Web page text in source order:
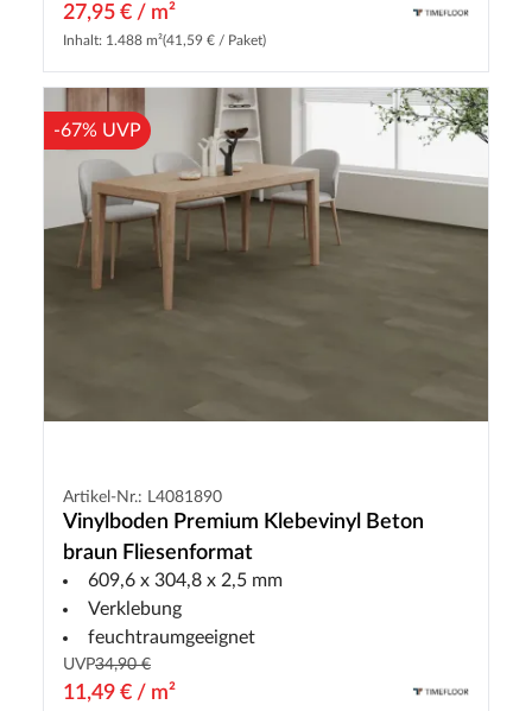
27,95 € / m²
Inhalt: 1.488 m²(41,59 € / Paket)
-67% UVP
Artikel-Nr.: L4081890
Vinylboden Premium Klebevinyl Beton
braun Fliesenformat
609,6 x 304,8 x 2,5 mm
Verklebung
feuchtraumgeeignet
UVP34,90 €
11,49 € / m²